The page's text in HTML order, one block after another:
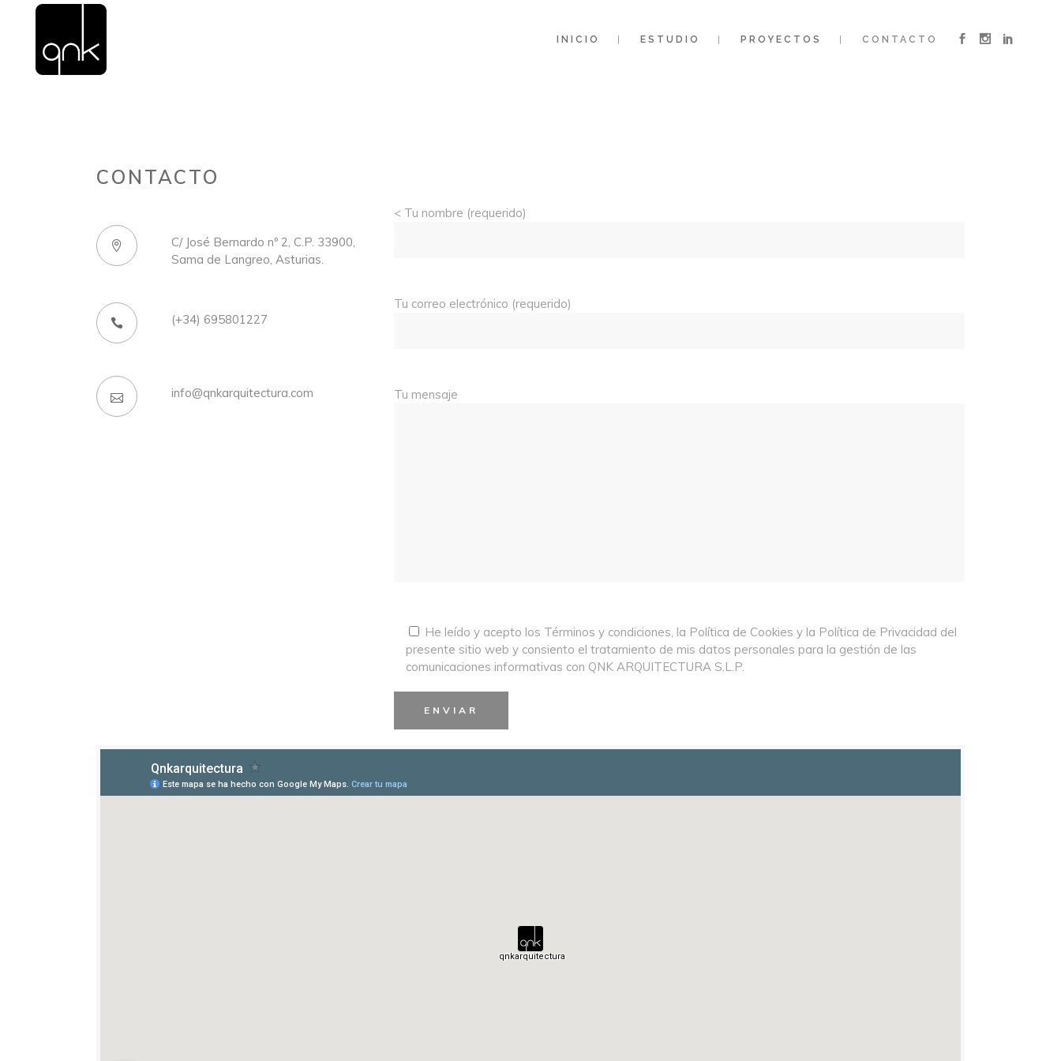
INICIO ESTUDIO PROYECTOS CONTACTO
CONTACTO
C/ José Bernardo nº 2, C.P. 33900,
Sama de Langreo, Asturias.
(+34) 695801227
info@qnkarquitectura.com
<Tu nombre (requerido)
Tu correo electrónico (requerido)
Tu mensaje
He leído y acepto los Términos y condiciones, la Política de Cookies y la Política de Privacidad del
presente sitio web y consiento el tratamiento de mis datos personales para la gestión de las
comunicaciones informativas con QNK ARQUITECTURA S.L.P.